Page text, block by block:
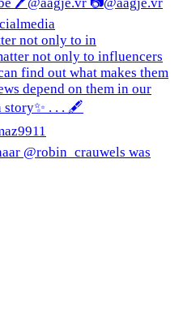
not only to in
@robin_crauwels was